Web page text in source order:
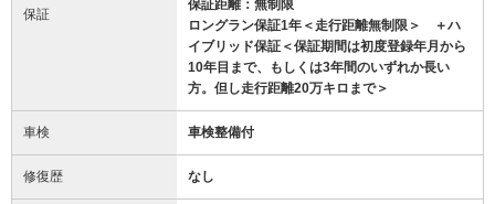
保証
保証距離：無制限
ロングラン保証1年＜走行距離無制限＞ ＋ハ
イブリッド保証＜保証期間は初度登録年月から
10年目まで、もしくは3年間のいずれか長い
方。但し走行距離20万キロまで＞
車検 車検整備付
修復歴 なし